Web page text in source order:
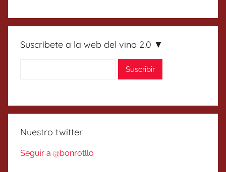
Suscríbete a la web del vino 2.0 ▼
Nuestro twitter
Seguir a @bonrotllo